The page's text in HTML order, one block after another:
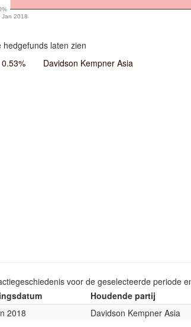
Jan 2018
hedgefunds laten zien
0.53%
Davidson Kempner Asia
voor de geselecteerde periode
Houdende partij
2018
Davidson Kempner Asia